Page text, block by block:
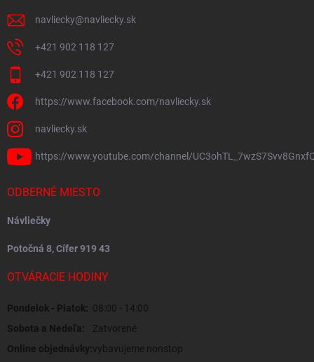
navliecky@navliecky.sk
+421 902 118 127
+421 902 118 127
https://www.facebook.com/navliecky.sk
navliecky.sk
https://www.youtube.com/channel/
ODBERNÉ MIESTO
Návliečky
Potočná 8, Cífer 919 43
OTVÁRACIE HODINY
Pondelok - Piatok: 08:00 - 14:00
Sobota a Nedeľa:
Zatvorené
Online objednávky:vybavujeme nonstop